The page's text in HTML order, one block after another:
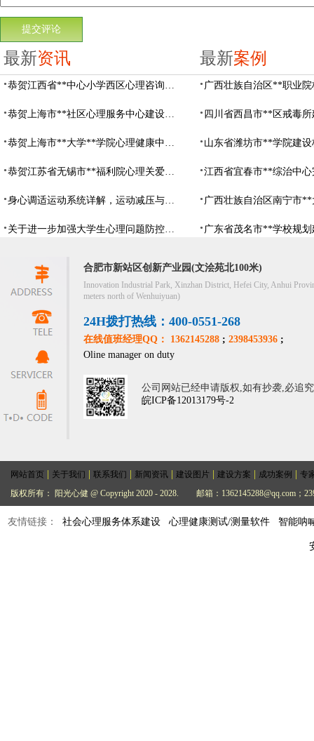
最新资讯 最新案例
合肥市新站区创新产业园(文浍苑北100米)
Innovation Industrial Park, Xinzhan District, Hefei City, Anhui
meters north of Wenhuiyuan)
24H拨打热线：400-0551-268
在线值班经理QQ： 1362145288 ; 2398453936 ;
Oline manager on duty
公司网站已经申请版权,如有抄袭,必追
皖ICP备12013179号-2
网站首页 | 关于我们 | 联系我们 | 新闻资讯 | 建设图片 | 建设方案 | 成功案例 | 专
版权所有： 阳光心健 @ Copyright 2020 - 2028.
邮箱：1362145288@qq.com；
友情链接： 社会心理服务体系建设 心理健康测试/测量软件 智能呐